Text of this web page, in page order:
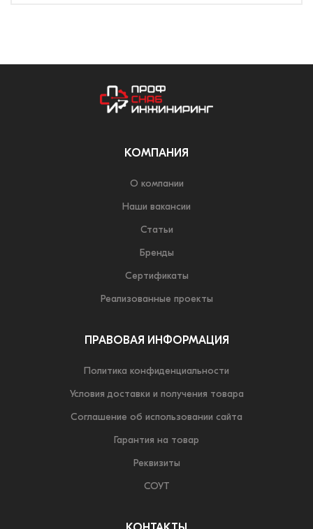
КОМПАНИЯ
О компании
Наши вакансии
Статьи
Бренды
Сертификаты
Реализованные проекты
ПРАВОВАЯ ИНФОРМАЦИЯ
Политика конфиденциальности
Условия доставки и получения товара
Соглашение об использовании сайта
Гарантия на товар
Реквизиты
СОУТ